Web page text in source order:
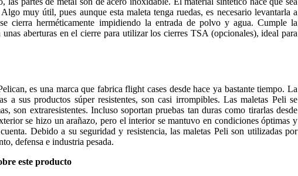
muy útil, pues aunque esta maleta tenga ruedas, es necesario levantarla a
cierra herméticamente impidiendo la entrada de polvo y agua. Cumple la
aberturas en el cierre para utilizar los cierres TSA (opcionales), ideal para
es una marca que fabrica flight cases desde hace ya bastante tiempo. La
a sus productos súper resistentes, son casi irrompibles. Las maletas Peli se
son extraresistentes. Incluso soportan pruebas tan duras como tirarlas desde
se hizo un arañazo, pero el interior se mantuvo en condiciones óptimas y
Debido a su seguridad y resistencia, las maletas Peli son utilizadas por
defensa e industria pesada.
este producto